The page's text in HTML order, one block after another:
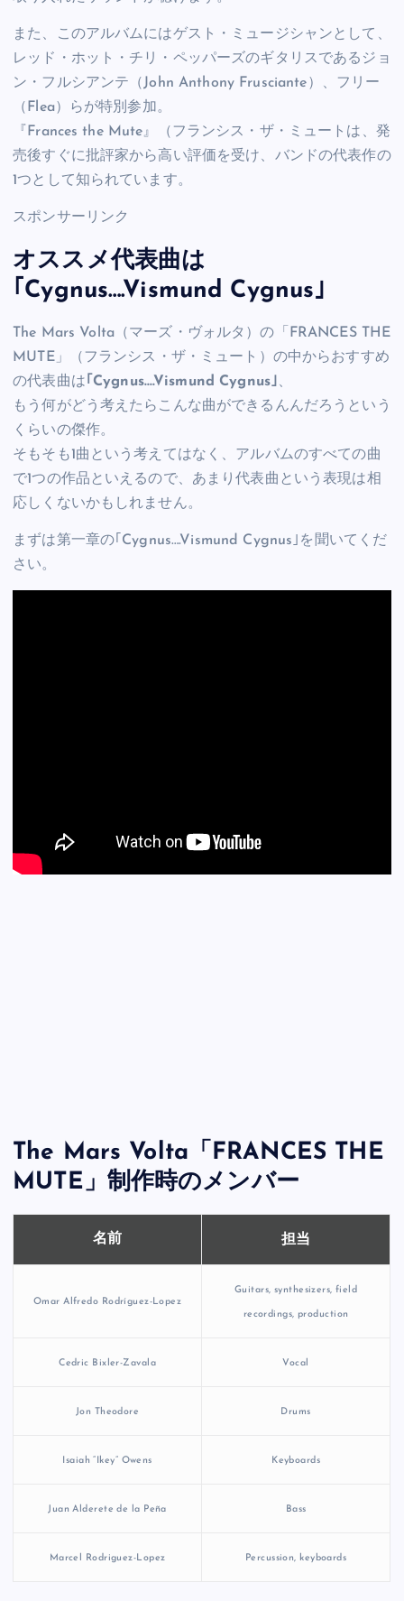
また、このアルバムにはゲスト・ミュージシャンとして、
レッド・ホット・チリ・ペッパーズのギタリスであるジョ
ン・フルシアンテ（John Anthony Frusciante）、フリー
（Flea）らが特別参加。
『Frances the Mute』（フランシス・ザ・ミュートは、発
売後すぐに批評家から高い評価を受け、バンドの代表作の
1つとして知られています。
スポンサーリンク
オススメ代表曲は
｢Cygnus….Vismund Cygnus｣
The Mars Volta（マーズ・ヴォルタ）の「FRANCES THE
MUTE」（フランシス・ザ・ミュート）の中からおすすめ
の代表曲は｢Cygnus….Vismund Cygnus｣ 、
もう何がどう考えたらこんな曲ができるんんだろうという
くらいの傑作。
そもそも1曲という考えてはなく、アルバムのすべての曲
で1つの作品といえるので、あまり代表曲という表現は相
応しくないかもしれません。
まずは第一章の｢Cygnus….Vismund Cygnus｣を聞いてくだ
さい。
The Mars Volta「FRANCES THE
MUTE」制作時のメンバー
名前 担当
Omar Alfredo Rodríguez-Lopez
Guitars, synthesizers, field
recordings, production
Cedric Bixler-Zavala Vocal
Jon Theodore Drums
Isaiah “Ikey” Owens Keyboards
Juan Alderete de la Peña Bass
Marcel Rodriguez-Lopez Percussion, keyboards